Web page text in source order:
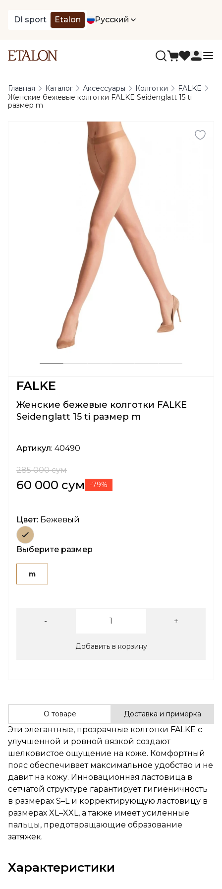
DI sport Etalon Русский
Главная Каталог Аксессуары Колготки
FALKE
Женские бежевые колготки FALKE Seidenglatt 15 ti
размер m
FALKE
Женские бежевые колготки FALKE
Seidenglatt 15 ti размер m
Артикул: 40490
285 000 сум
60 000 сум -79%
Цвет: Бежевый
Выберите размер
m
- +
Добавить в корзину
О товаре Доставка и примерка
Эти элегантные, прозрачные колготки FALKE с
улучшенной и ровной вязкой создают
шелковистое ощущение на коже. Комфортный
пояс обеспечивает максимальное удобство и не
давит на кожу. Инновационная ластовица в
сетчатой структуре гарантирует гигиеничность
в размерах S–L и корректирующую ластовицу в
размерах XL–XXL, а также имеет усиленные
пальцы, предотвращающие образование
затяжек.
Характеристики